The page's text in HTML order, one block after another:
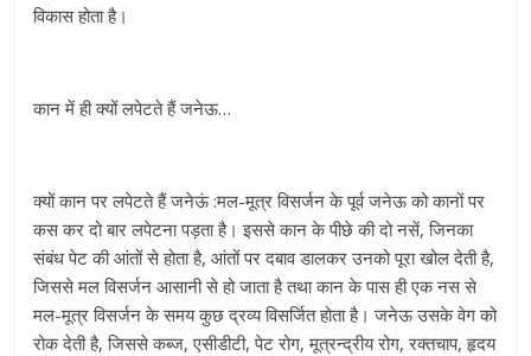
विकास होता है।
कान में ही क्यों लपेटते हैं जनेऊ…
क्यों कान पर लपेटते हैं जनेऊं :मल-मूत्र विसर्जन के पूर्व जनेऊ को कानों पर
कस कर दो बार लपेटना पड़ता है। इससे कान के पीछे की दो नसें, जिनका
संबंध पेट की आंतों से होता है, आंतों पर दबाव डालकर उनको पूरा खोल देती है,
जिससे मल विसर्जन आसानी से हो जाता है तथा कान के पास ही एक नस से
मल-मूत्र विसर्जन के समय कुछ द्रव्य विसर्जित होता है। जनेऊ उसके वेग को
रोक देती है, जिससे कब्ज, एसीडीटी, पेट रोग, मूत्रन्द्रीय रोग, रक्तचाप, हृदय